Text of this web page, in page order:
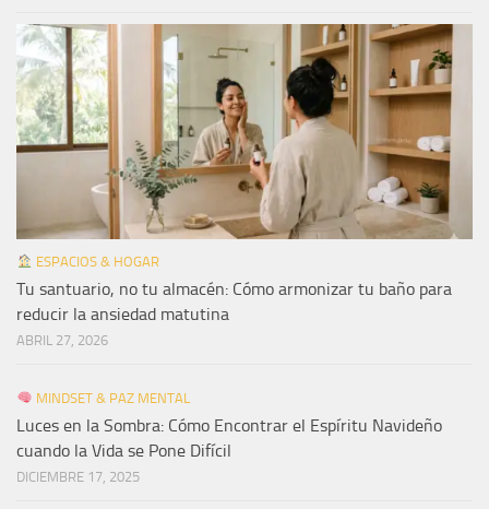
ESPACIOS & HOGAR
Tu santuario, no tu almacén: Cómo armonizar tu baño para
reducir la ansiedad matutina
ABRIL 27, 2026
MINDSET & PAZ MENTAL
Luces en la Sombra: Cómo Encontrar el Espíritu Navideño
cuando la Vida se Pone Difícil
DICIEMBRE 17, 2025